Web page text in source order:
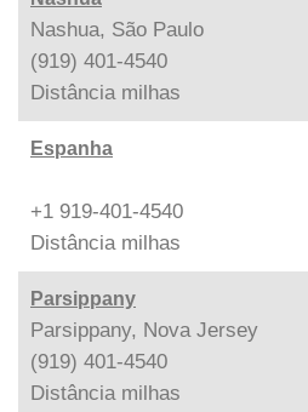
Nashua, São Paulo
(919) 401-4540
Distância milhas
Espanha
+1 919-401-4540
Distância milhas
Parsippany
Parsippany, Nova Jersey
(919) 401-4540
Distância milhas